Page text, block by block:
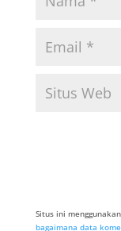
Situs ini
bagaimana data